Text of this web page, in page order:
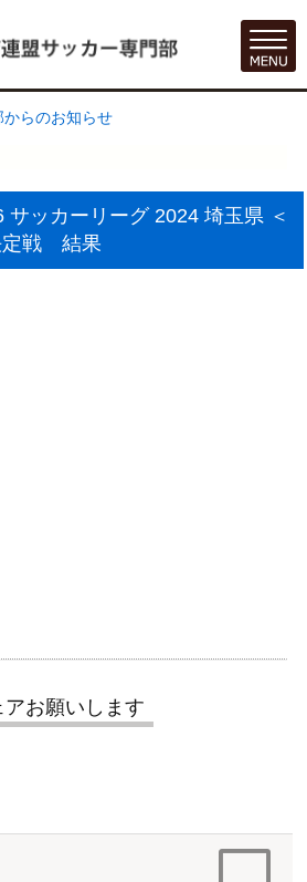
からのお知らせ
サッカーリーグ 2024 埼玉県 ＜
定戦 結果
お願いします